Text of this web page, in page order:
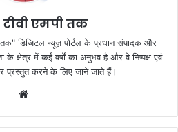
टीवी एमपी तक
तक" डिजिटल न्यूज़ पोर्टल के प्रधान संपादक और
क्षेत्र में कई वर्षों का अनुभव है और वे निष्पक्ष एवं
प्रस्तुत करने के लिए जाने जाते हैं।